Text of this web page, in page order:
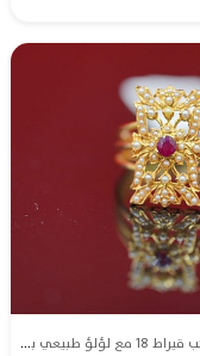
خاتم ذهب قيراط 18 مع لؤلؤ طبيعي بحريني وياقوت